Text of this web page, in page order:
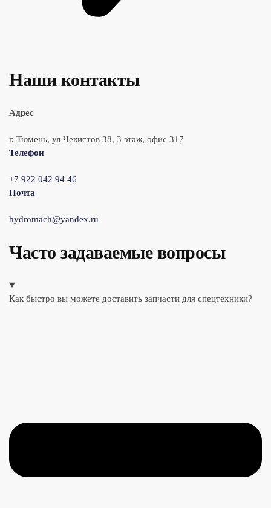
Наши контакты
Адрес
г. Тюмень, ул Чекистов 38, 3 этаж, офис 317
Телефон
+7 922 042 94 46
Почта
hydromach@yandex.ru
Часто задаваемые вопросы
Как быстро вы можете доставить запчасти для спецтехники?